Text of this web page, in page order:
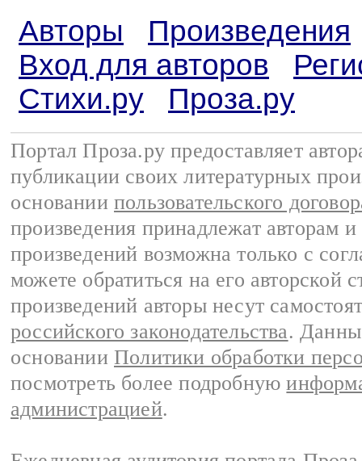
Авторы
Произведения
Вход для авторов
Стихи.ру
Проза.ру
Портал Проза.ру предоставляет
публикации своих литературных
основании пользовательского
произведения принадлежат авторам
произведений возможна только с
можете обратиться на его авторской
произведений авторы несут
российского законодательства.
основании Политики обработки
посмотреть более подробную
администрацией.